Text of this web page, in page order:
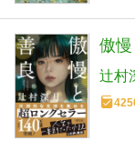
傲
辻村